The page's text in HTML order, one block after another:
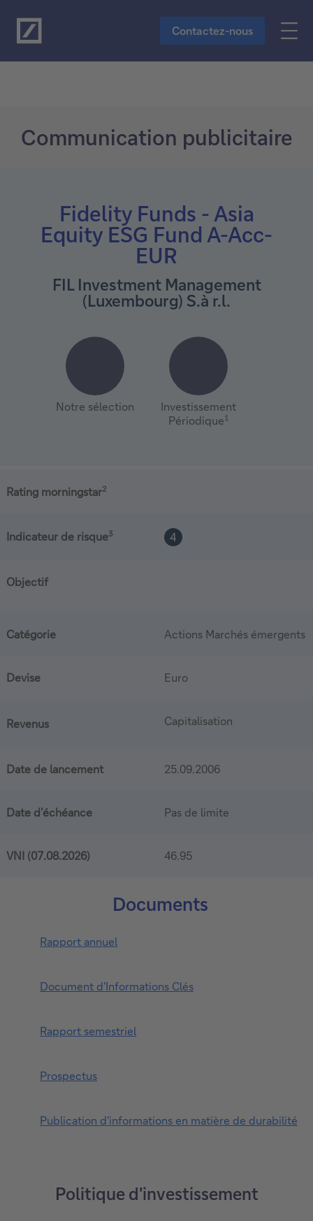
Vers le contenu principal
Contactez-nous
Communication publicitaire
Fidelity Funds - Asia
Equity ESG Fund A-Acc-
EUR
FIL Investment Management
(Luxembourg) S.à r.l.
Notre sélection
Investissement
Périodique1
Rating morningstar2
Indicateur de risque3 4
Objectif
Catégorie Actions Marchés émergents
Devise Euro
Revenus Capitalisation
Date de lancement 25.09.2006
Date d’échéance Pas de limite
VNI (07.08.2026) 46.95
Documents
Rapport annuel
Document d'Informations Clés
Rapport semestriel
Prospectus
Publication d'informations en matière de durabilité
Politique d'investissement